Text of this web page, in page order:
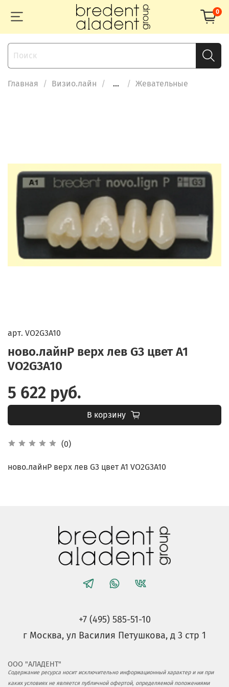
0
Главная Визио.лайн ... Жевательные
арт. VO2G3A10
ново.лайнP верх лев G3 цвет A1
VO2G3A10
(0)
5 622 руб.
В корзину
ново.лайнP верх лев G3 цвет A1 VO2G3A10
+7 (495) 585-51-10
г Москва, ул Василия Петушкова, д 3 стр 1
ООО "АЛАДЕНТ"
Содержание ресурса носит исключительно информационный характер и ни при
каких условиях не является публичной офертой, определяемой положениями